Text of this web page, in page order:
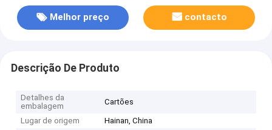
Melhor preço contacto
Descrição De Produto
Detalhes da
embalagem
Cartões
Lugar de origem
Hainan, China